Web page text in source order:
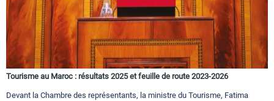
Tourisme au Maroc : résultats 2025 et feuille de route 2023-2026
Devant la Chambre des représentants, la ministre du Tourisme, Fatima